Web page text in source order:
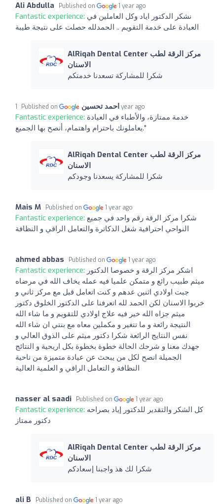
Ali Abdulla Published on 1 year ago
Fantastic experience: نشكر الدكتور اياد وكل العاملين في
العيادة على خدمة التقويم .. الحمدلله حصلت على نتيجة طيبة
AlRiqah Dental Center مركز الرقة لطب
الاسنان
شكرا للمشاركة تسعدنا خدمتكم
احمد تحسين Published on 1 year ago
Fantastic experience: خدمة ممتازة، والأطباء في العيادة
يعاملونك باحترام واهتمام، أنصح بها الجميع."
AlRiqah Dental Center مركز الرقة لطب
الاسنان
شكرا للمشاركة يسعدنا وجودكم
Mais M Published on 1 year ago
Fantastic experience: شكرا مركز الرقة رقم واحد في جميع
النواحي احترافية شغل الدكاترة والتعامل الراقي و النظافة
ahmed abbas Published on 1 year ago
Fantastic experience: اشكر مركز الرقة و خصوصا الدكتور
ميثم طبيب رائع و متمكن علميا فيه عمله يخاف الله في مرضاه
جبت اولادي اثنين عدهم و كنت اتعامل قبل مع مركز ثاني و
خربوا الاسنان لكن الحمد لله اتعرفنا على الدكتور الخلوق دكتور
ميثم جزاه الله خير فيه علاج اولادي للتقويم و ما شاء الله
النتيجة رائعة و ما تتغير و مكملين معاه مع بنتي ان شاء الله
نفس النتايج الرائعة شكرا دكتور ميثم على الذوق العالي و
جهدك معنا و شرحك الحالة خطوة بخطوة بكل اريحية و النتائج
الجميلة انصح لكل من يبحث عن عيادة متميزة من ناحية
النظافة و التعامل الراقي و العلمية العالية
nasser al saadi Published on 1 year ago
Fantastic experience: كل الشكر والتقدير للدكتور إياد بصراحه
دكتور ممتاز
AlRiqah Dental Center مركز الرقة لطب
الاسنان
شكرا لك هذ واجبنا إسعادكم
ali B Published on 1 year ago